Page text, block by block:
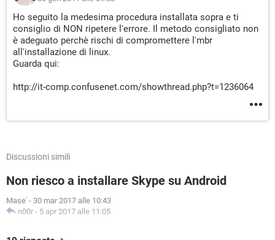
Ho seguito la medesima procedura installata sopra e ti
consiglio di NON ripetere l'errore. Il metodo consigliato non
è adeguato perchè rischi di compromettere l'mbr
all'installazione di linux.
Guarda qui:
http://it-comp.confusenet.com/showthread.php?t=1236064
Discussioni simili
Non riesco a installare Skype su Android
Mase' - 30 mar 2017 alle 10:43
n00r - 5 apr 2017 alle 11:05